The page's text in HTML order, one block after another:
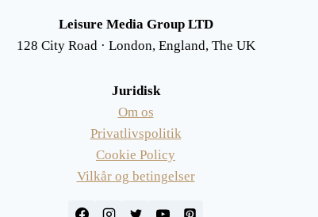
Leisure Media Group LTD
128 City Road · London, England, The UK
Juridisk
Om os
Privatlivspolitik
Cookie Policy
Vilkår og betingelser